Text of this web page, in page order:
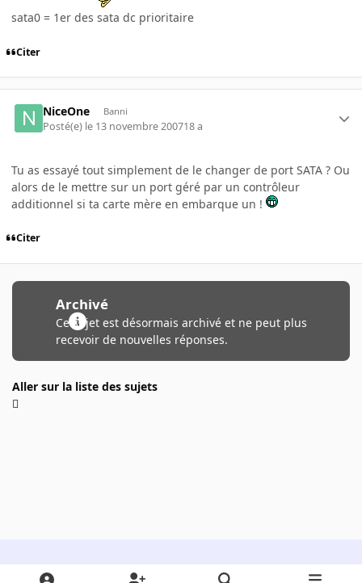
sata0 = 1er des sata dc prioritaire
Citer
NiceOne Banni
Posté(e) le 13 novembre 200718 a
Tu as essayé tout simplement de le changer de port SATA ? Ou
alors de le mettre sur un port géré par un contrôleur
additionnel si ta carte mère en embarque un !
Citer
Archivé
Ce sujet est désormais archivé et ne peut plus
recevoir de nouvelles réponses.
Aller sur la liste des sujets